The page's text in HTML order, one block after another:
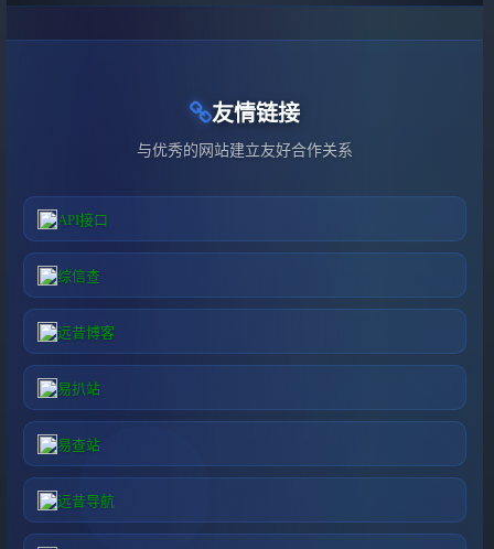
友情链接
与优秀的网站建立友好合作关系
API接口
综信查
远昔博客
易扒站
易查站
远昔导航